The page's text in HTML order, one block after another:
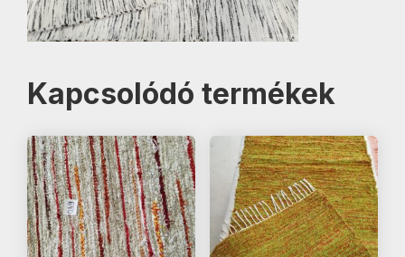
Kapcsolódó termékek